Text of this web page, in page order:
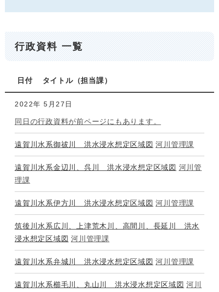
行政資料 一覧
日付 タイトル 担当課
2022年 5月27日
同日の行政資料が前ページにもあります。
遠賀川水系御祓川 洪水浸水想定区域図 河川管理課
遠賀川水系金辺川、呉川 洪水浸水想定区域図 河川管
理課
遠賀川水系伊方川 洪水浸水想定区域図 河川管理課
筑後川水系広川、上津荒木川、高間川、長延川 洪水
浸水想定区域図 河川管理課
遠賀川水系弁城川 洪水浸水想定区域図 河川管理課
遠賀川水系櫛毛川、丸山川 洪水浸水想定区域図 河川